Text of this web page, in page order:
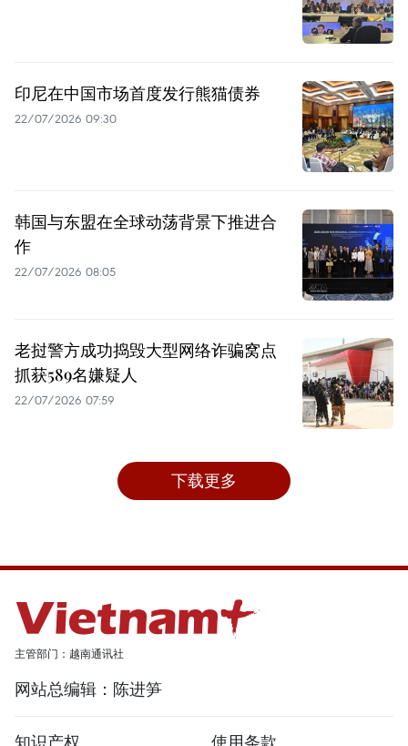
印尼在中国市场首度发行熊猫债券
22/07/2026 09:30
韩国与东盟在全球动荡背景下推进合
作
22/07/2026 08:05
老挝警方成功捣毁大型网络诈骗窝点
抓获589名嫌疑人
22/07/2026 07:59
下载更多
主管部门：越南通讯社
网站总编辑：陈进笋